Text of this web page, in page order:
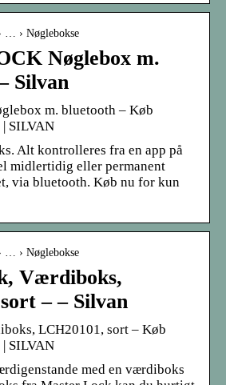
… › Nøglebokse
Nøglebox m.
Silvan
m. bluetooth – Køb
SILVAN
Alt kontrolleres fra en app på
midlertidig eller permanent
via bluetooth. Køb nu for kun
… › Nøglebokse
Værdiboks,
– – Silvan
LCH20101, sort – Køb
SILVAN
med en værdiboks